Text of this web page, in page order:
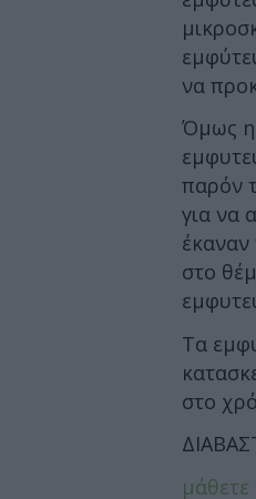
να
Όμως η
παρόν
για να
έκαναν
στο
Τα
στο
μάθετε